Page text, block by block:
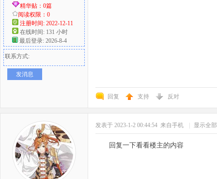
精华贴：0篇
阅读权限：0
注册时间: 2022-12-11
在线时间: 131 小时
最后登录: 2026-8-4
联系方式:
发消息
回复 支持 反对
发表于 2023-1-2 00:44:54 来自手机 显示全
回复一下看看楼主的内容